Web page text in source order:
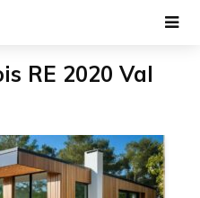
RE 2020 Val